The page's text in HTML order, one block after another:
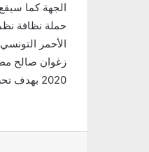
حملة نظافة
الأحمر
زغوان صالح
2020 بهدف تحسين خدماتها